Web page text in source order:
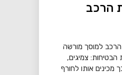
הרכב
הרכב למוסך מורשה
הבטיחות: צמיגים,
מכינים אותו לחורף